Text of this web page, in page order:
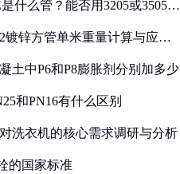
是什么管？能否用3205或3505代
镀锌方管单米重量计算与应用
土中P6和P8膨胀剂分别加多少
和PN16有什么区别
洗衣机的核心需求调研与分析
的国家标准